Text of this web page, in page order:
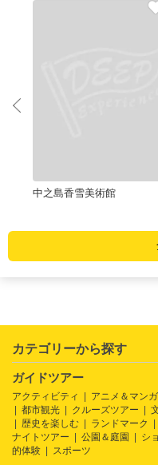
中之島香雪美術館
カテゴリーから探す
ガイドツアー
アクティビティ アニメ＆マンガ
都市観光
クルーズツアー
歴史を楽しむ
ランドマーク
ナイトツアー
公園＆庭園 シ
的体験
スポーツ